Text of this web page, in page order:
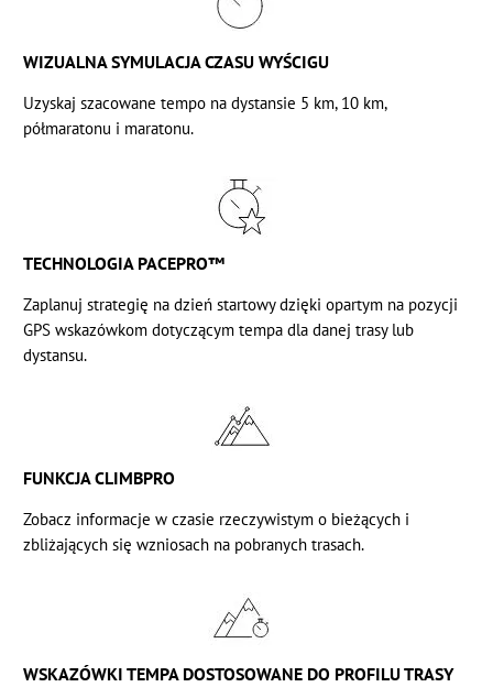
WIZUALNA SYMULACJA CZASU WYŚCIGU
Uzyskaj szacowane tempo na dystansie 5 km, 10 km,
półmaratonu i maratonu.
TECHNOLOGIA PACEPRO™
Zaplanuj strategię na dzień startowy dzięki opartym na pozycji
GPS wskazówkom dotyczącym tempa dla danej trasy lub
dystansu.
FUNKCJA CLIMBPRO
Zobacz informacje w czasie rzeczywistym o bieżących i
zbliżających się wzniosach na pobranych trasach.
WSKAZÓWKI TEMPA DOSTOSOWANE DO PROFILU TRASY